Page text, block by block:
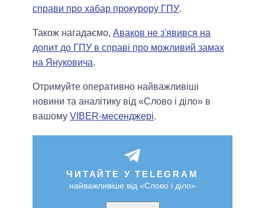
справи про хабар прокурору ГПУ.
Також нагадаємо, Аваков не з'явився на
допит до ГПУ в справі про можливий замах
на Януковича.
Отримуйте оперативно найважливіші
новини та аналітику від «Слово і діло» в
вашому VIBER-месенджері.
ЧИТАЙТЕ У TELEGRAM
найважливіше від «Слово і діло»